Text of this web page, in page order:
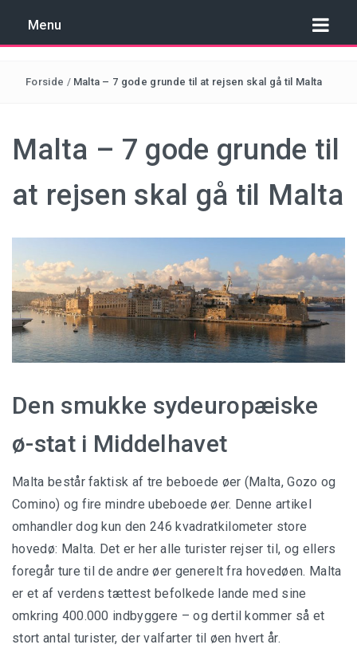
Menu
REJSER TIL COSTA BRAVA
REJSER TIL MALTA
REJSER TIL TYRKIET
Forside / Malta – 7 gode grunde til at rejsen skal gå til Malta
Malta – 7 gode grunde til
at rejsen skal gå til Malta
Den smukke sydeuropæiske
ø-stat i Middelhavet
Malta består faktisk af tre beboede øer (Malta, Gozo og
Comino) og fire mindre ubeboede øer. Denne artikel
omhandler dog kun den 246 kvadratkilometer store
hovedø: Malta. Det er her alle turister rejser til, og ellers
foregår ture til de andre øer generelt fra hovedøen. Malta
er et af verdens tættest befolkede lande med sine
omkring 400.000 indbyggere – og dertil kommer så et
stort antal turister, der valfarter til øen hvert år.